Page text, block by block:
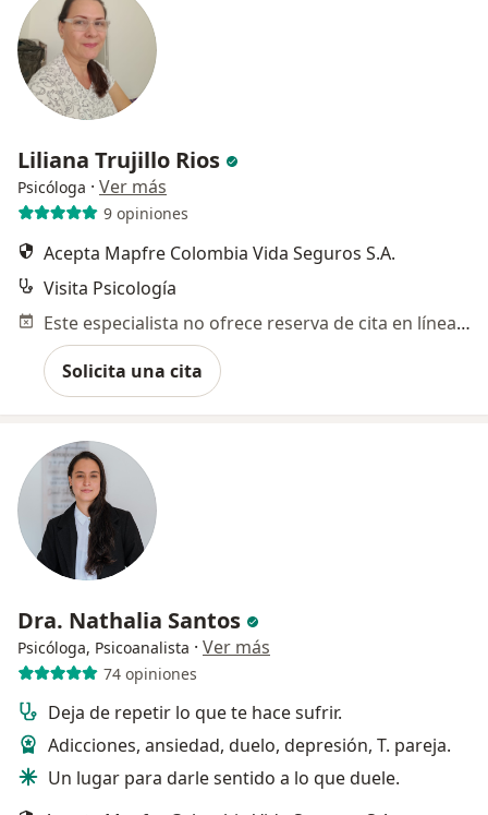
Liliana Trujillo Rios
Psicóloga · Ver más
9 opiniones
Acepta Mapfre Colombia Vida Seguros S.A.
Visita Psicología
Este especialista no ofrece reserva de cita en línea en esta dirección.
Solicita una cita
Dra. Nathalia Santos
Psicóloga, Psicoanalista · Ver más
74 opiniones
Deja de repetir lo que te hace sufrir.
Adicciones, ansiedad, duelo, depresión, T. pareja.
Un lugar para darle sentido a lo que duele.